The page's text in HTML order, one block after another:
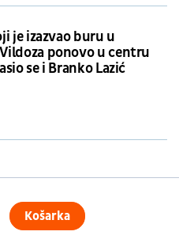
je izazvao buru u
ponovo u centru
se i Branko Lazić
Košarka